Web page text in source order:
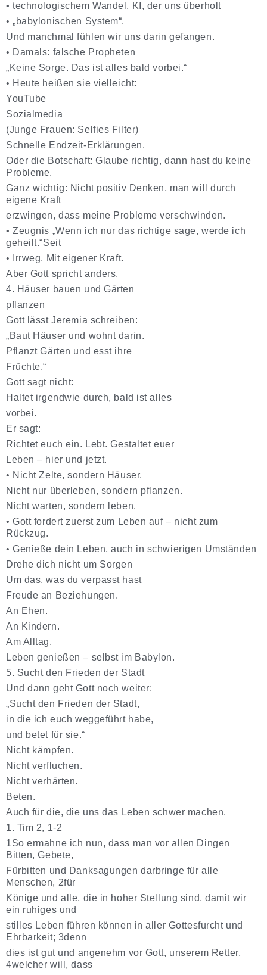
• technologischem Wandel, KI, der uns überholt
• „babylonischen System“.
Und manchmal fühlen wir uns darin gefangen.
• Damals: falsche Propheten
„Keine Sorge. Das ist alles bald vorbei.“
• Heute heißen sie vielleicht:
YouTube
Sozialmedia
(Junge Frauen: Selfies Filter)
Schnelle Endzeit-Erklärungen.
Oder die Botschaft:Glaube richtig, dann hast du keine
Probleme.
Ganz wichtig: Nicht positiv Denken, man will durch
eigene Kraft
erzwingen, dass meine Probleme verschwinden.
• Zeugnis „Wenn ich nur das richtige sage, werde ich
geheilt.“Seit
•
Irrweg. Mit eigener Kraft.
Aber Gott spricht anders.
4. Häuser bauen und Gärten
pflanzen
Gott lässt Jeremia schreiben:
„Baut Häuser und wohnt darin.
Pflanzt Gärten und esst ihre
Früchte.“
Gott sagt nicht:
Haltet irgendwie durch, bald ist alles
vorbei.
Er sagt:
Richtet euch ein. Lebt. Gestaltet euer
Leben – hier und jetzt.
• Nicht Zelte, sondern Häuser.
Nicht nur überleben, sondern pflanzen.
Nicht warten, sondern leben.
• Gott fordert zuerst zum Leben auf – nicht zum
Rückzug.
• Genieße dein Leben, auch in schwierigen Umständen
Drehe dich nicht um Sorgen
Um das, was du verpasst hast
Freude an Beziehungen.
An Ehen.
An Kindern.
Am Alltag.
Leben genießen – selbst im Babylon.
5. Sucht den Frieden der Stadt
Und dann geht Gott noch weiter:
„Sucht den Frieden der Stadt,
in die ich euch weggeführt habe,
und betet für sie.“
Nicht kämpfen.
Nicht verfluchen.
Nicht verhärten.
Beten.
Auch für die, die uns das Leben schwer machen.
1. Tim 2, 1-2
1So ermahne ich nun, dass man vor allen Dingen
Bitten, Gebete,
Fürbitten und Danksagungen darbringe für alle
Menschen, 2für
Könige und alle, die in hoher Stellung sind, damit wir
ein ruhiges und
stilles Leben führen können in aller Gottesfurcht und
Ehrbarkeit; 3denn
dies ist gut und angenehm vor Gott, unserem Retter,
4welcher will, dass